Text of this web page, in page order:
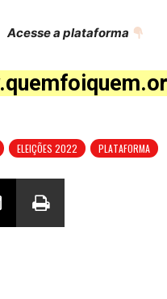
Acesse a plataforma
ELEIÇÕES 2022 PLATAFORMA